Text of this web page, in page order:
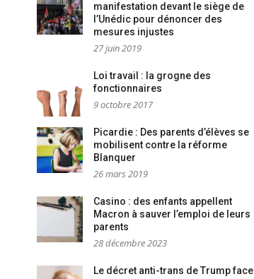
manifestation devant le siège de
l’Unédic pour dénoncer des
mesures injustes
27 juin 2019
Loi travail : la grogne des
fonctionnaires
9 octobre 2017
Picardie : Des parents d’élèves se
mobilisent contre la réforme
Blanquer
26 mars 2019
Casino : des enfants appellent
Macron à sauver l’emploi de leurs
parents
28 décembre 2023
Le décret anti-trans de Trump face